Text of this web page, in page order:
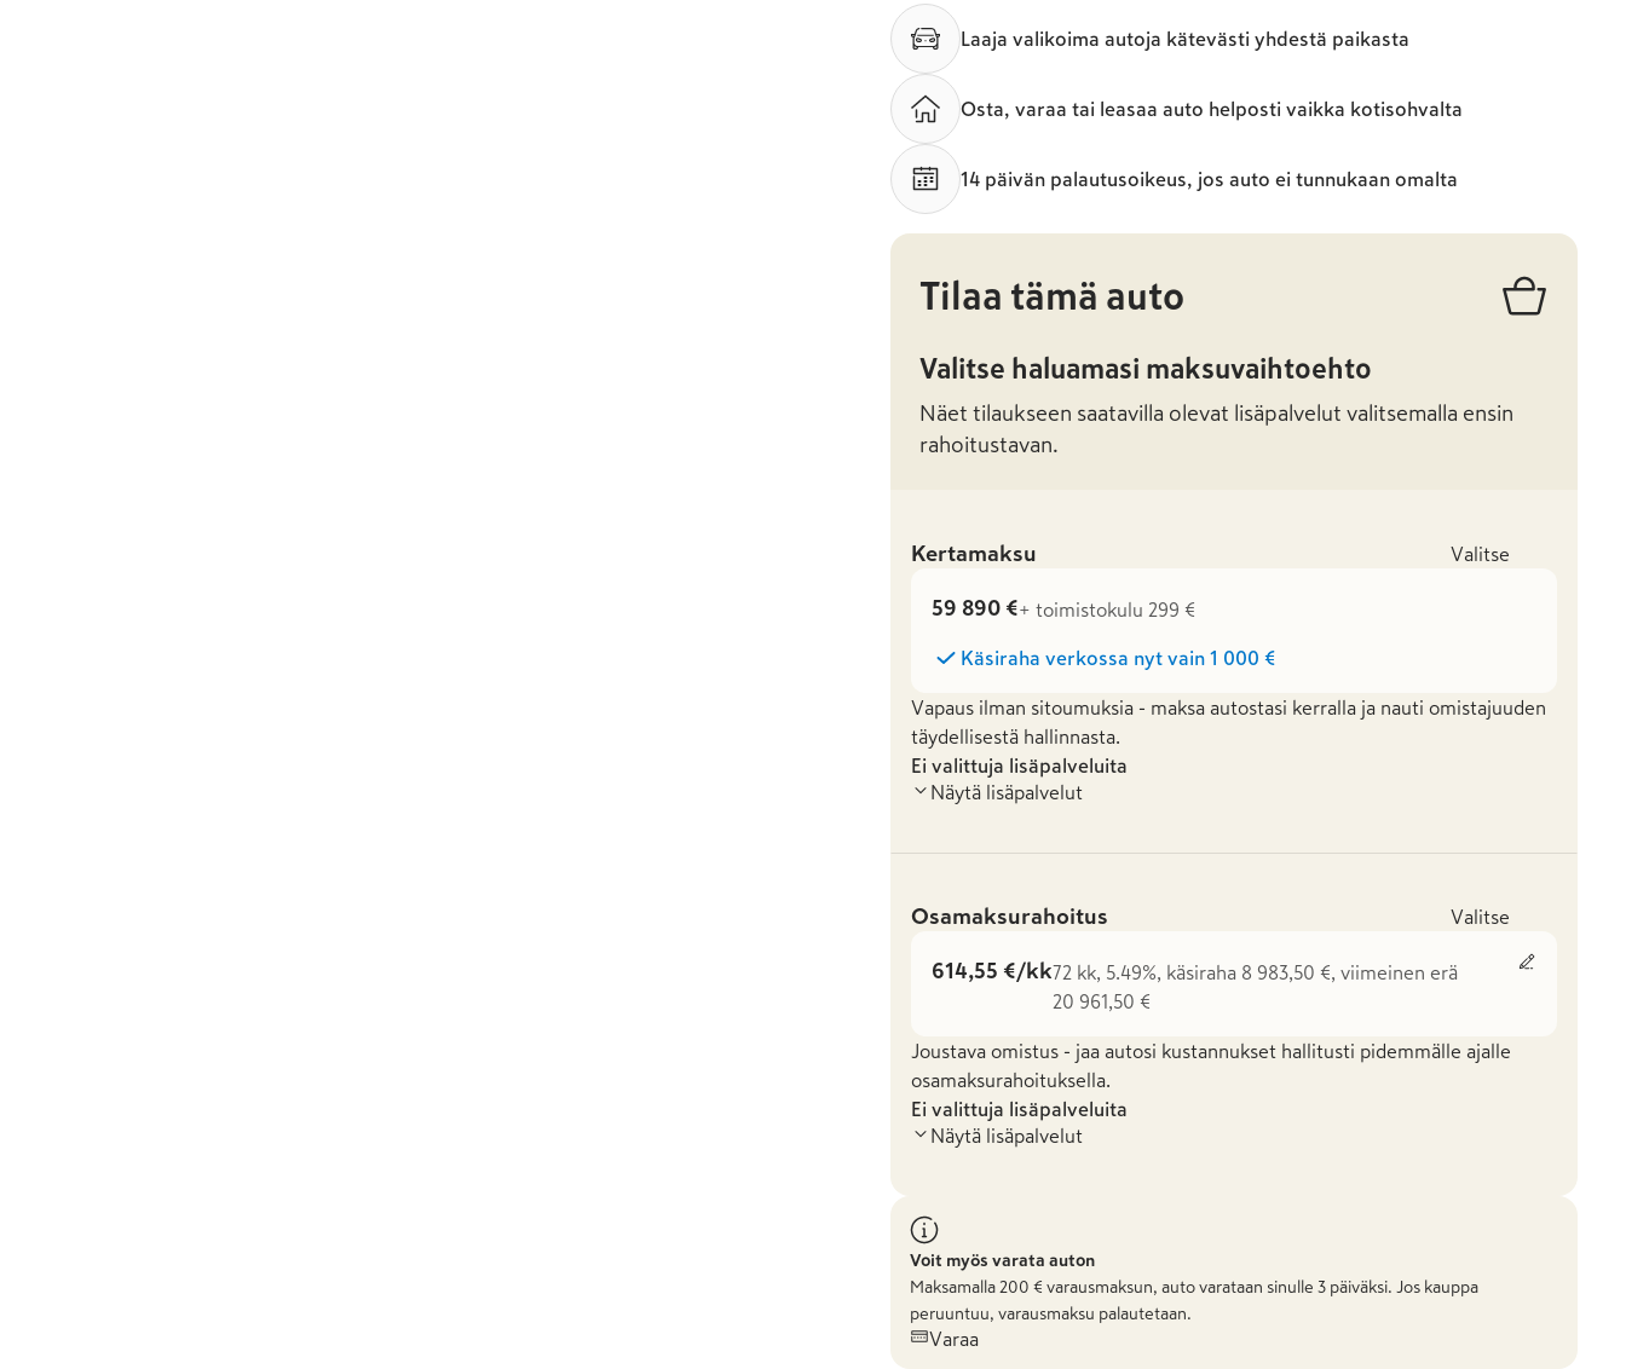
Laaja valikoima autoja kätevästi yhdestä paikasta
Osta, varaa tai leasaa auto helposti vaikka kotisohvalta
14 päivän palautusoikeus, jos auto ei tunnukaan omalta
Tilaa tämä auto
Valitse haluamasi maksuvaihtoehto
Näet tilaukseen saatavilla olevat lisäpalvelut valitsemalla ensin
rahoitustavan.
Kertamaksu Valitse
59 890 €+ toimistokulu 299 €
Käsiraha verkossa nyt vain 1 000 €
Vapaus ilman sitoumuksia - maksa autostasi kerralla ja nauti omistajuuden
täydellisestä hallinnasta.
Ei valittuja lisäpalveluita
Näytä lisäpalvelut
Osamaksurahoitus Valitse
614,55 €/kk72 kk, 5.49%, käsiraha 8 983,50 €, viimeinen erä
20 961,50 €
Joustava omistus - jaa autosi kustannukset hallitusti pidemmälle ajalle
osamaksurahoituksella.
Ei valittuja lisäpalveluita
Näytä lisäpalvelut
Voit myös varata auton
Maksamalla 200 € varausmaksun, auto varataan sinulle 3 päiväksi. Jos kauppa
peruuntuu, varausmaksu palautetaan.
Varaa